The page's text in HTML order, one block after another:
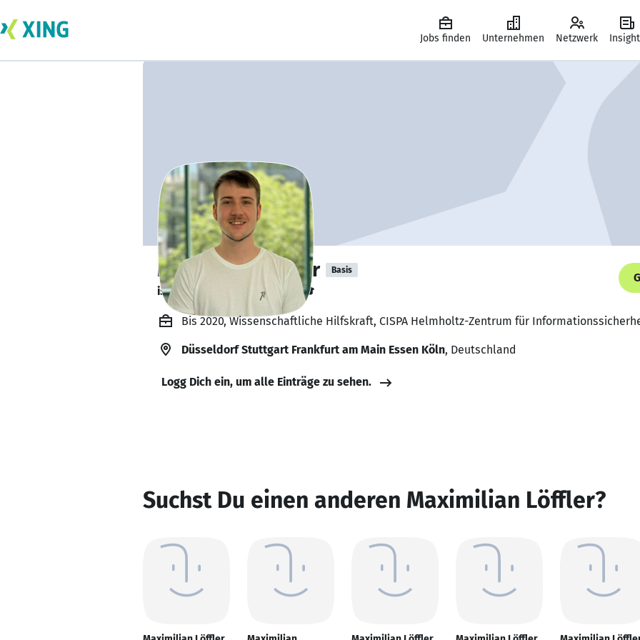
Jobs finden Unternehmen Netzwerk
Maximilian Löffler Basis
ist kurz vor dem Abschluss. 🎓
Bis 2020, Wissenschaftliche Hilfskraft, CISPA Helmholtz-Zentrum für
Düsseldorf Stuttgart Frankfurt am Main Essen Köln, Deutschland
Logg Dich ein, um alle Einträge zu sehen.
Suchst Du einen anderen Maximilian Löffler?